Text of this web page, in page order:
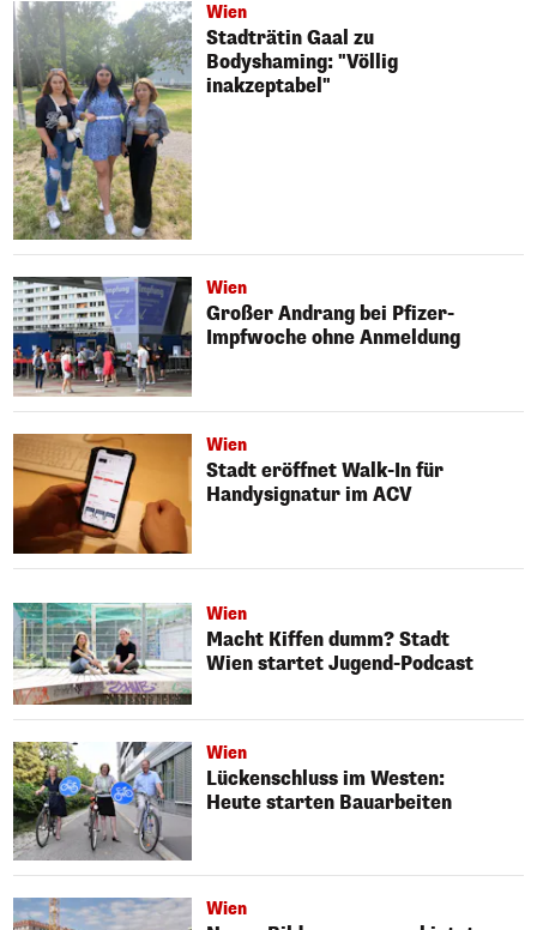
Wien
Stadträtin Gaal zu
Bodyshaming: "Völlig
inakzeptabel"
Wien
Großer Andrang bei Pfizer-
Impfwoche ohne Anmeldung
Wien
Stadt eröffnet Walk-In für
Handysignatur im ACV
Wien
Macht Kiffen dumm? Stadt
Wien startet Jugend-Podcast
Wien
Lückenschluss im Westen:
Heute starten Bauarbeiten
Wien